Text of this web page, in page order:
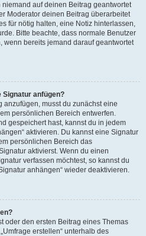
auf deinen Beitrag geantwortet
Moderator deinen Beitrag überarbeitet
für nötig halten, eine Notiz hinterlassen,
Bitte beachte, dass normale Benutzer
wenn bereits jemand darauf geantwortet
Signatur anfügen?
musst du zunächst eine
persönlichen Bereich entwerfen.
gespeichert hast, kannst du in jedem
aktivieren. Du kannst eine Signatur
persönlichen Bereich das
aktivierst. Wenn du einen
verfassen möchtest, so kannst du
anhängen“ wieder deaktivieren.
oder den ersten Beitrag eines Themas
erstellen“ unterhalb des